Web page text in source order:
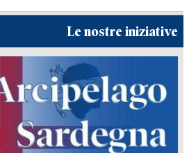
Le nostre iniziative